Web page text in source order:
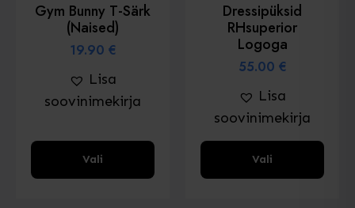
Gym Bunny T-Särk
(naised)
19.90 €
Lisa
soovinimekirja
Vali
Sellel
tootel
Dressipüksid
RHsuperior
Logoga
55.00 €
Lisa
soovinimekirja
Vali
Sellel
tootel